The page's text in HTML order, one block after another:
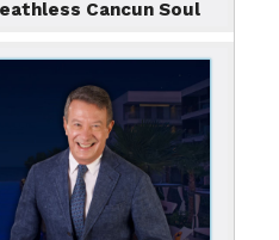
Cancun Soul